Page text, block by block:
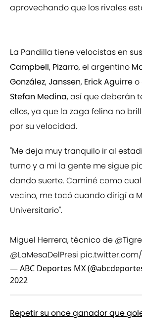
aprovechando que los rivales
La Pandilla tiene velocistas en
Campbell, Pizarro, el argentino
González,Janssen, Erick Aguirreo
Stefan Medina, así que deberán
ellos, ya que la zaga felina no
por su velocidad.
"Me deja muy tranquilo ir al
turno y a mi la gente me sigue
dando suerte. Caminé como
vecino, me tocó cuando dirigí a
Universitario".
Miguel Herrera, técnico de
@LaMesaDelPresi pic.twitter.com/
— ABC Deportes MX
2022
Repetir su once ganador que